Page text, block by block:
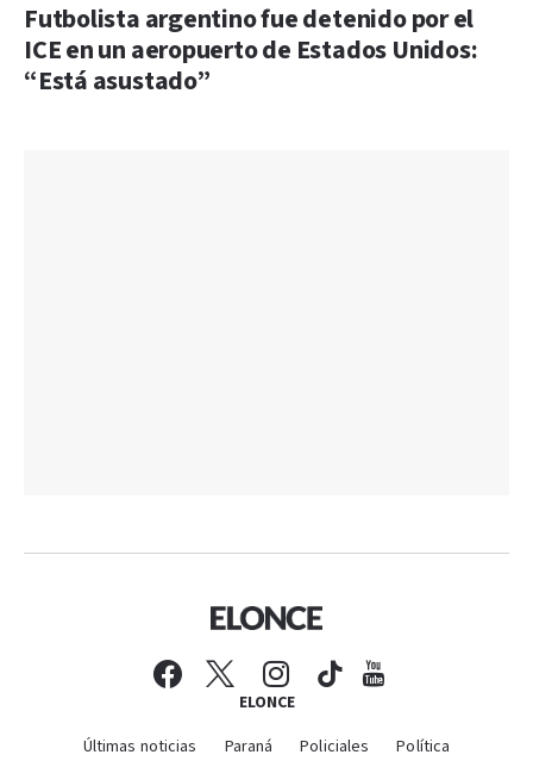
Futbolista argentino fue detenido por el
ICE en un aeropuerto de Estados Unidos:
“Está asustado”
ELONCE
Últimas noticias Paraná Policiales Política